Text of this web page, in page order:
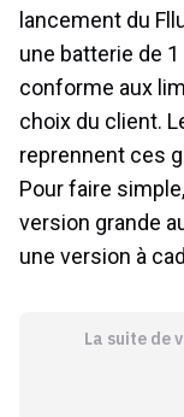
lancement du
une batterie de
conforme aux
choix du client.
reprennent ces
Pour faire
version grande
une version à
La suite de